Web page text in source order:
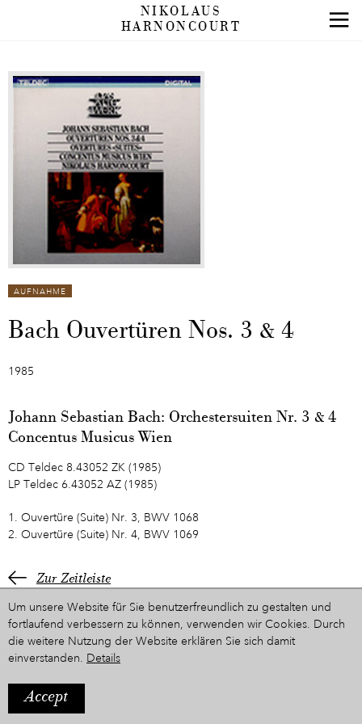
NIKOLAUS
HARNONCOURT
AUFNAHME
Bach Ouvertüren Nos. 3 & 4
1985
Johann Sebastian Bach: Orchestersuiten Nr. 3 & 4
Concentus Musicus Wien
CD Teldec 8.43052 ZK (1985)
LP Teldec 6.43052 AZ (1985)
1. Ouvertüre (Suite) Nr. 3, BWV 1068
2. Ouvertüre (Suite) Nr. 4, BWV 1069
Zur Zeitleiste
Ein Projekt aus dem Hause
Um unsere Website für Sie benutzerfreundlich zu gestalten und
fortlaufend verbessern zu können, verwenden wir Cookies. Durch
die weitere Nutzung der Website erklären Sie sich damit
einverstanden. Details
Accept